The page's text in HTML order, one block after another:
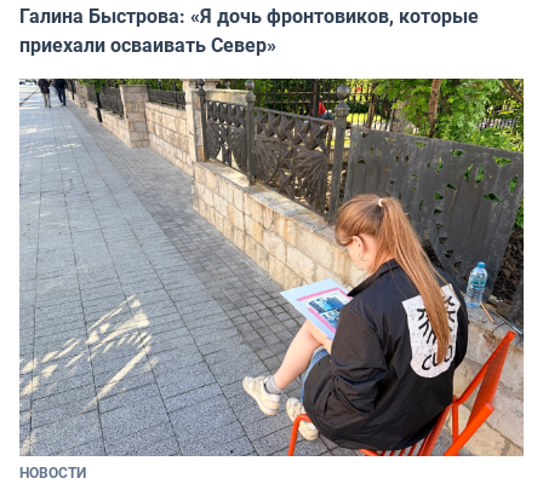
Галина Быстрова: «Я дочь фронтовиков, которые
приехали осваивать Север»
НОВОСТИ